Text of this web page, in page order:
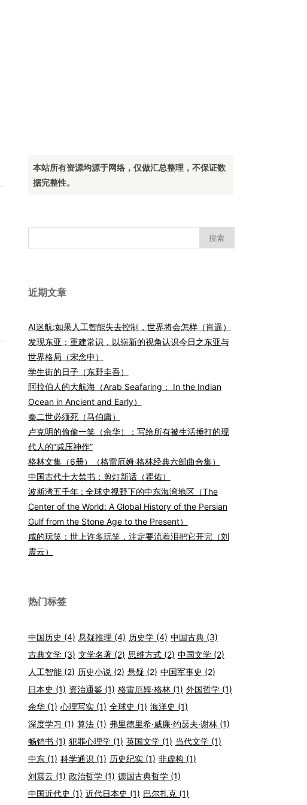
本站所有资源均源于网络，仅做汇总整理，不保证数
据完整性。
索：
近期文章
AI迷航:如果人工智能失去控制，世界将会怎样（肖遥）
发现东亚：重建常识，以崭新的视角认识今日之东亚与
世界格局（宋念申）
学生街的日子（东野圭吾）
阿拉伯人的大航海（Arab Seafaring： In the Indian
Ocean in Ancient and Early）
秦二世必须死（马伯庸）
卢克明的偷偷一笑（余华）：写给所有被生活捶打的现
代人的“减压神作”
格林文集（6册）（格雷厄姆·格林经典六部曲合集）
中国古代十大禁书：剪灯新话（瞿佑）
波斯湾五千年 : 全球史视野下的中东海湾地区（The
Center of the World: A Global History of the Persian
Gulf from the Stone Age to the Present）
咸的玩笑：世上许多玩笑，注定要流着泪把它开完（刘
震云）
热门标签
中国历史 (4) 悬疑推理 (4) 历史学(4) 中国古典(3)
古典文学(3) 文学名著(2) 思维方式(2) 中国文学(2)
人工智能(2) 历史小说(2) 悬疑 (2) 中国军事史 (2)
日本史 (1) 资治通鉴(1) 格雷厄姆·格林(1) 外国哲学(1)
余华(1) 心理写实(1) 全球史 (1) 海洋史 (1)
深度学习 (1) 算法(1) 弗里德里希·威廉·约瑟夫·谢林(1)
畅销书 (1) 犯罪心理学(1) 英国文学(1) 当代文学(1)
中东(1) 科学通识 (1) 历史纪实(1) 非虚构 (1)
刘震云 (1) 政治哲学(1) 德国古典哲学(1)
中国近代史 (1) 近代日本史 (1) 巴尔扎克(1)